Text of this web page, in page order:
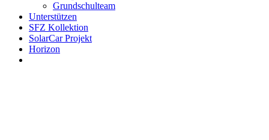
Grundschulteam
Unterstützen
SFZ Kollektion
SolarCar Projekt
Horizon